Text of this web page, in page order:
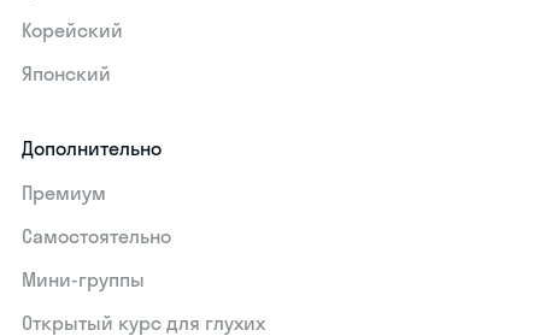
Корейский
Японский
Дополнительно
Премиум
Самостоятельно
Мини-группы
Открытый курс для глухих